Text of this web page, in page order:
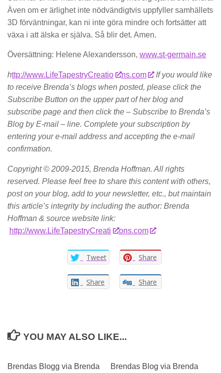
Även om er ärlighet inte nödvändigtvis uppfyller samhällets
3D förväntningar, kan ni inte göra mindre och fortsätter att
växa i att älska er själva. Så blir det. Amen.
Översättning: Helene Alexandersson, www.st-germain.se
http://www.LifeTapestryCreatio ns.com
If you would like
to receive Brenda’s blogs when posted, please click the
Subscribe Button on the upper part of her blog and
subscribe page and then click the – Subscribe to Brenda’s
Blog by E-mail – line. Complete your subscription by
entering your e-mail address and accepting the e-mail
confirmation.
Copyright © 2009-2015, Brenda Hoffman. All rights
reserved. Please feel free to share this content with others,
post on your blog, add to your newsletter, etc., but maintain
this article’s integrity by including the author: Brenda
Hoffman & source website link:
http://www.LifeTapestryCreati
ons.com
Tweet Share
Share Share
YOU MAY ALSO LIKE...
Brendas Blogg via Brenda
Brendas Blog via Brenda